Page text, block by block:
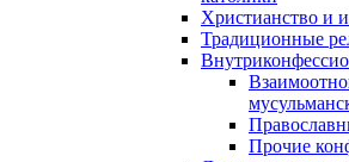
Христианство и
Традиционные
Прочие